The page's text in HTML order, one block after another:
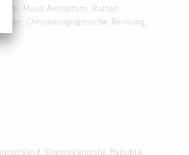
Maus Antiserum, Ratten
Chromatographische Reiniung,
Dominikanische Republik,